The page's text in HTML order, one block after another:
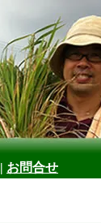
| お問合せ